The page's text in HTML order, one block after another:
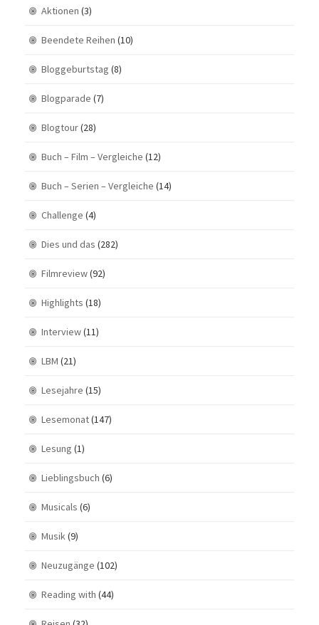
Aktionen (3)
Beendete Reihen (10)
Bloggeburtstag (8)
Blogparade (7)
Blogtour(28)
Buch – Film – Vergleiche (12)
Buch – Serien – Vergleiche (14)
Challenge (4)
Dies und das (282)
Filmreview(92)
Highlights (18)
Interview(11)
LBM (21)
Lesejahre (15)
Lesemonat(147)
Lesung (1)
Lieblingsbuch (6)
Musicals (6)
Musik(9)
Neuzugänge (102)
Reading with (44)